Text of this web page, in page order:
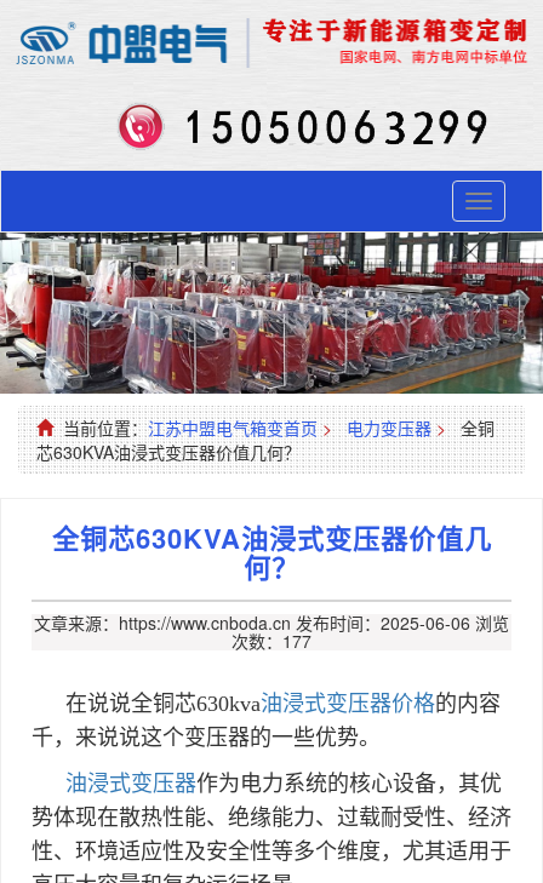
Toggle
当前位置：江苏中盟电气箱变首页 > 电力变压器 > 全铜
芯630KVA油浸式变压器价值几何？
全铜芯630KVA油浸式变压器价值几
何？
文章来源：https://www.cnboda.cn 发布时间：2025-06-06 浏览
次数：177
在说说全铜芯630kva油浸式变压器价格的内容
千，来说说这个变压器的一些优势。
油浸式变压器作为电力系统的核心设备，其优
势体现在散热性能、绝缘能力、过载耐受性、经济
性、环境适应性及安全性等多个维度，尤其适用于